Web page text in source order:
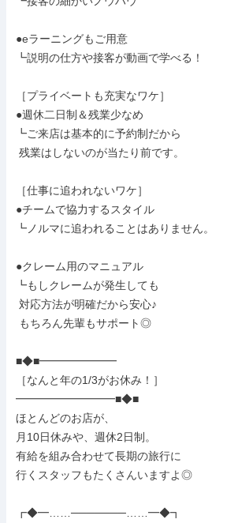
●eラーニングもご用意
┗説明の仕方や接客が動画で学べる！
［プライベートも充実なワケ］
●週休二日制＆残業少なめ
┗ご来店は基本的に予約制だから
［仕事に追われないワケ］
●チームで協力するスタイル
┗ノルマに追われることはありません。
●クレーム用のマニュアル
┗もしクレームが発生しても
■◆■━━━━━━━
［なんと年の1/3がお休み！］
━━━━━━━━━■◆■
ほとんどのお店が、
月10日休みや、週休2日制。
有給を組み合わせて長期の旅行に
行くスタッフもたくさんいますよ◎
┏◆━……───────……━◆┓